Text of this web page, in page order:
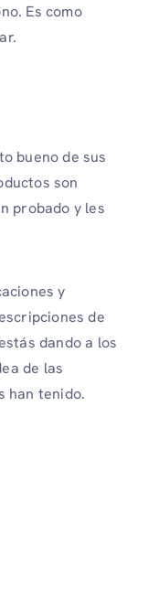
Es como
bueno de sus
son
probado y les
y
de
dando a los
de las
han tenido.